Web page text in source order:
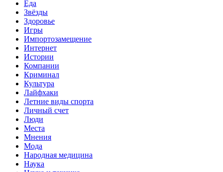
Еда
Звёзды
Здоровье
Игры
Импортозамещение
Интернет
Истории
Компании
Криминал
Культура
Лайфхаки
Летние виды спорта
Личный счет
Люди
Места
Мнения
Мода
Народная медицина
Наука